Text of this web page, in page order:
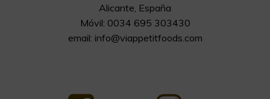
Alicante, España
Móvil: 0034 695 303430
email: info@viappetitfoods.com